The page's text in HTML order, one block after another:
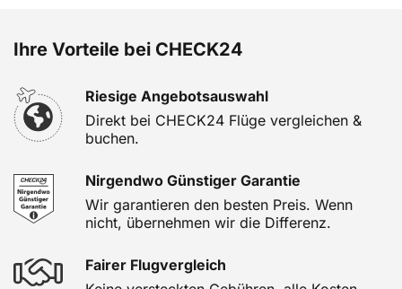
Ihre Vorteile bei CHECK24
Riesige Angebotsauswahl
Direkt bei CHECK24 Flüge vergleichen &
buchen.
Nirgendwo Günstiger Garantie
Wir garantieren den besten Preis. Wenn
nicht, übernehmen wir die Differenz.
Fairer Flugvergleich